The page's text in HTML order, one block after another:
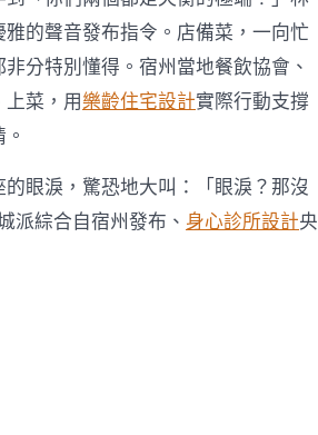
的聲音發布指令。店備菜，一向忙
分特別懂得。宿州當地餐飲協會、
菜，用樂齡住宅設計實際行動支撐
眼淚，驚恐地大叫：「眼淚？那沒
派綜合自宿州發布、 身心診所設計央